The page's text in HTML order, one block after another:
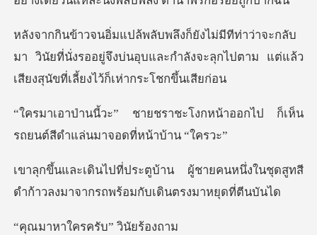
ออกจากระบบ
ดาวน์โหลดแอป
ลับ
มา วินัยที่นั่งรออยู่จึงบ่นอุบและกำลังจะลุกไปตาม แ
โงกหน้าออกไป ก็เห็น
รถยนต์สีด
้ชายคนหนึ่งในชุดสูทสี
ดำก้าวลงมาจาก
ครครับ” ว